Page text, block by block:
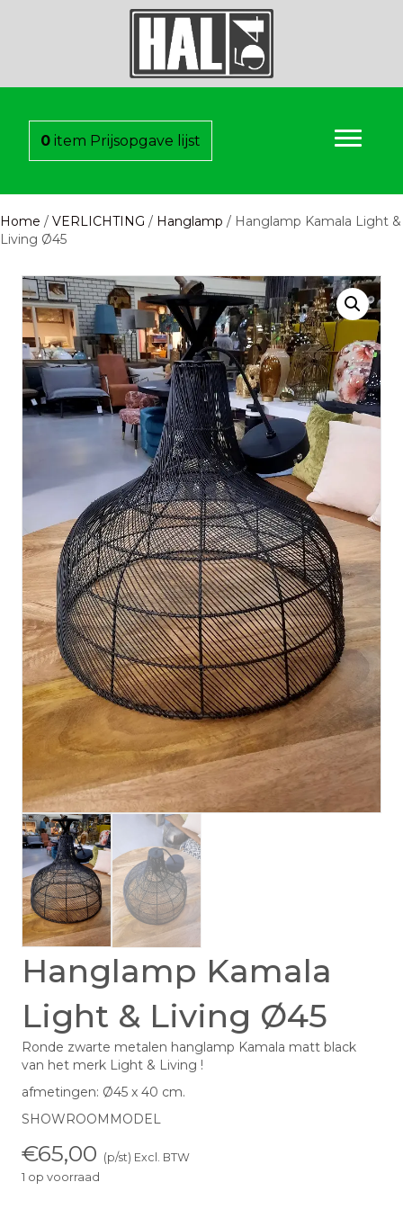
0 item Prijsopgave lijst
Home / VERLICHTING / Hanglamp / Hanglamp Kamala Light &
Living Ø45
Hanglamp Kamala
Light & Living Ø45
Ronde zwarte metalen hanglamp Kamala matt black
van het merk Light & Living !
afmetingen: Ø45 x 40 cm.
SHOWROOMMODEL
€65,00 (p/st) Excl. BTW
1 op voorraad